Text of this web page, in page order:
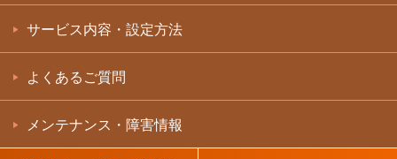
サービス内容・設定方法
よくあるご質問
メンテナンス・障害情報